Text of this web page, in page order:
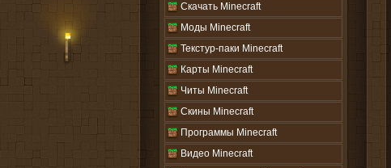
Скачать Minecraft
Моды Minecraft
Текстур-паки Minecraft
Карты Minecraft
Читы Minecraft
Скины Minecraft
Программы Minecraft
Видео Minecraft